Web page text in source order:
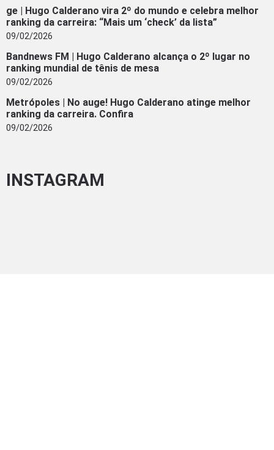
ge | Hugo Calderano vira 2º do mundo e celebra melhor
ranking da carreira: “Mais um ‘check’ da lista”
09/02/2026
Bandnews FM | Hugo Calderano alcança o 2º lugar no
ranking mundial de tênis de mesa
09/02/2026
Metrópoles | No auge! Hugo Calderano atinge melhor
ranking da carreira. Confira
09/02/2026
INSTAGRAM